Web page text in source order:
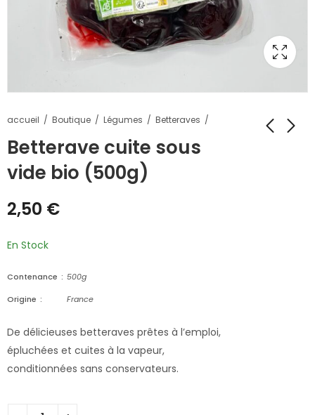
accueil Boutique Légumes Betteraves
Betterave cuite sous
vide bio (500g)
2,50 €
En Stock
Contenance
500g
Origine
France
De délicieuses betteraves prêtes à l’emploi,
épluchées et cuites à la vapeur,
conditionnées sans conservateurs.